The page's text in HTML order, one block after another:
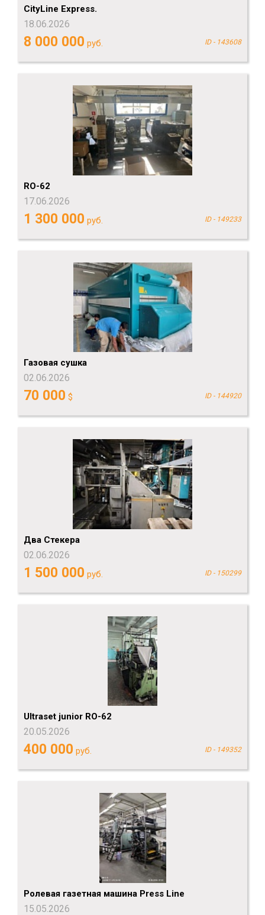
СityLine Express.
18.06.2026
8 000 000 руб. ID - 143608
RO-62
17.06.2026
1 300 000 руб. ID - 149233
Газовая сушка
02.06.2026
70 000 $ ID - 144920
Два Стекера
02.06.2026
1 500 000 руб. ID - 150299
Ultraset junior RO-62
20.05.2026
400 000 руб. ID - 149352
Ролевая газетная машина Press Line
15.05.2026